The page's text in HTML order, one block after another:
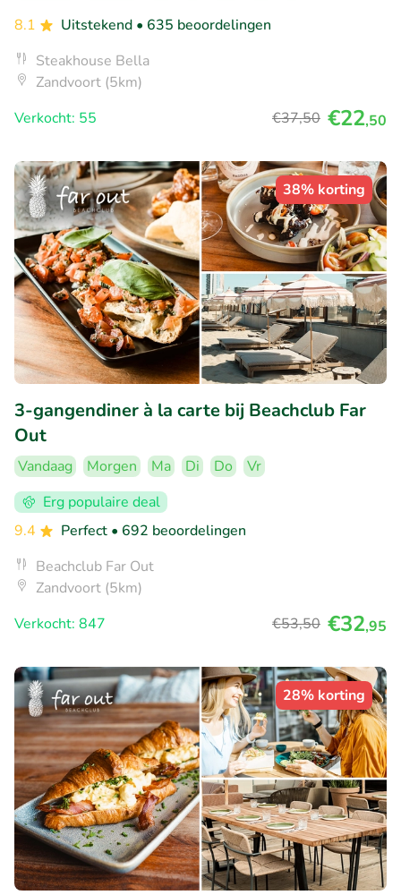
8.1
Uitstekend • 635 beoordelingen
Steakhouse Bella
Zandvoort (5km)
Verkocht: 55
€37,50 €22,50
38% korting
3-gangendiner à la carte bij Beachclub Far
Out
Vandaag Morgen Ma Di Do
Vr
Erg populaire deal
9.4
Perfect • 692 beoordelingen
Beachclub Far Out
Zandvoort (5km)
Verkocht: 847
€53,50 €32,95
28% korting